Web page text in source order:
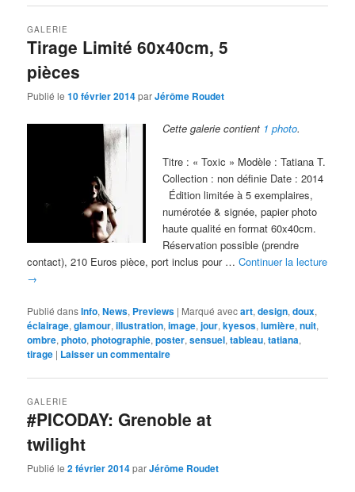
Tirage Limité 60x40cm, 5
pièces
GALERIE
Publié le10 février 2014parJérôme Roudet
Cette galerie contient 1 photo.
Titre : « Toxic » Modèle : Tatiana T.
Collection : non définie Date : 2014
Édition limitée à 5 exemplaires,
numérotée & signée, papier photo
haute qualité en format 60x40cm.
Réservation possible (prendre
contact), 210 Euros pièce, port inclus pour …Continuer la lecture
→
Publié dansInfo,News, Previews | Marqué avecart,design,doux,
éclairage,glamour,illustration,image,jour,kyesos,lumière,nuit,
ombre,photo,photographie,poster,sensuel,tableau,tatiana,
tirage | Laisser un commentaire
#PICODAY: Grenoble at
twilight
GALERIE
Publié le2 février 2014parJérôme Roudet